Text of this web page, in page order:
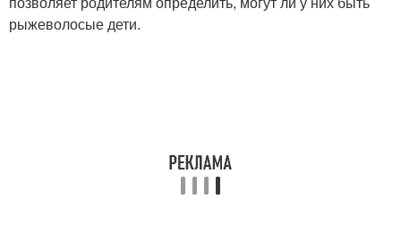
рыжеволосые дети.